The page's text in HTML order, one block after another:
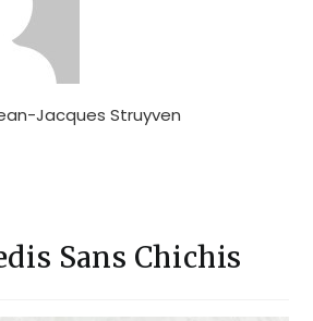
Jacques Struyven
Sans Chichis